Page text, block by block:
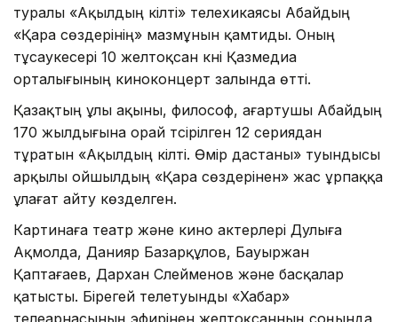
туралы «Ақылдың кілті» телехикаясы Абайдың
«Қара сөздерінің» мазмұнын қамтиды. Оның
тұсаукесері 10 желтоқсан күні Қазмедиа
орталығының киноконцерт залында өтті.
Қазақтың ұлы ақыны, философ, ағартушы Абайдың
170 жылдығына орай түсірілген 12 сериядан
тұратын «Ақылдың кілті. Өмір дастаны» туындысы
арқылы ойшылдың «Қара сөздерінен» жас ұрпаққа
ұлағат айту көзделген.
Картинаға театр және кино актерлері Дулыға
Ақмолда, Данияр Базарқұлов, Бауыржан
Қаптағаев, Дархан Сүлейменов және басқалар
қатысты. Бірегей телетуынды «Хабар»
телеарнасының эфирінен желтоқсанның соңында